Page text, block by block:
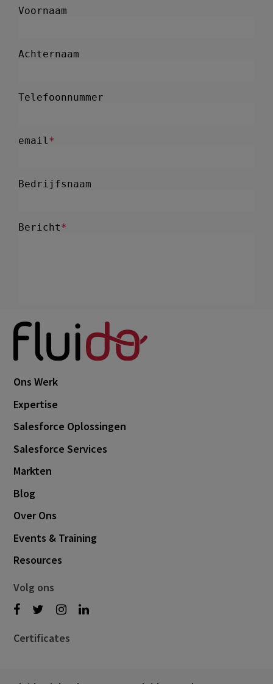
Ons Werk
Expertise
Salesforce Oplossingen
Salesforce Services
Markten
Blog
Over Ons
Events & Training
Resources
Volg ons
Certificates